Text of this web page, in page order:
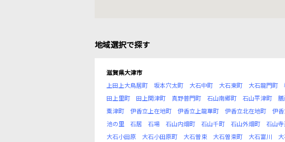
地域選択で探す
滋賀県大津市
上田上大鳥居町
坂本穴太町 大石中町 大石東町 大石龍門町
田上里町
田上関津町 真野普門町 石山南郷町 石山平津町
粟津町
伊香立上在地町 伊香立上龍華町 伊香立北在地町 伊
池の里
石居 石場 石山内畑町 石山千町 石山外畑町 石山
大石小田原
大石小田原町 大石曽束 大石曽束町 大石富川